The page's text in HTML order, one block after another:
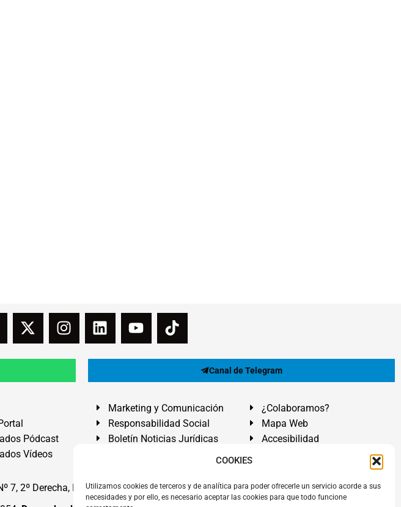
COOKIES
Utilizamos cookies de terceros y de analítica para poder ofrecerle un servicio acorde a sus
necesidades y por ello, es necesario aceptar las cookies para que todo funcione
Canal de Telegram
Pódcast
Vídeos
Marketing y Comunicación
Responsabilidad Social
Boletín Noticias Jurídicas
¿Colaboramos?
Mapa Web
Accesibilidad
7, 2º Derecha, El Médano, Granadilla de Abona, Santa Cruz de Tenerife. Islas Canarias.